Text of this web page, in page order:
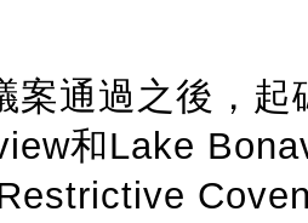
案通過之後，
和Lake